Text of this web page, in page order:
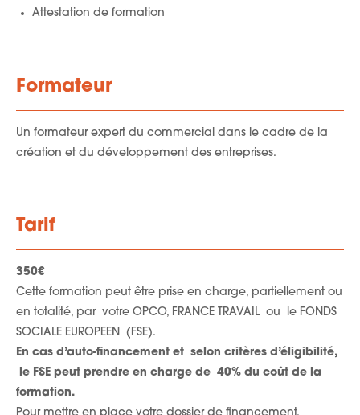
Attestation de formation
Formateur
Un formateur expert du commercial dans le cadre de la
création et du développement des entreprises.
Tarif
350€
Cette formation peut être prise en charge, partiellement ou
en totalité, par votre OPCO, FRANCE TRAVAIL ou le FONDS
SOCIALE EUROPEEN (FSE).
En cas d’auto-financement et selon critères d’éligibilité,
le FSE peut prendre en charge de 40% du coût de la
formation.